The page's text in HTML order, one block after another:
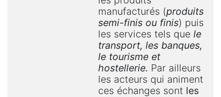
manufacturés (produits
semi-finis ou finis) puis
les services tels que le
transport, les banques,
le tourisme et
hostellerie. Par ailleurs
les acteurs qui animent
ces échanges sont les